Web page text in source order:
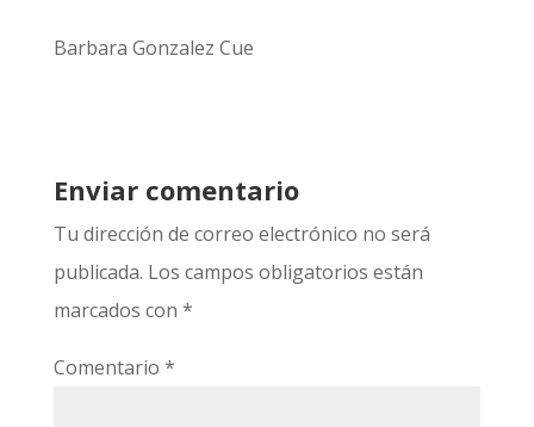
Barbara Gonzalez Cue
Enviar comentario
Tu dirección de correo electrónico no será
publicada. Los campos obligatorios están
marcados con *
Comentario *